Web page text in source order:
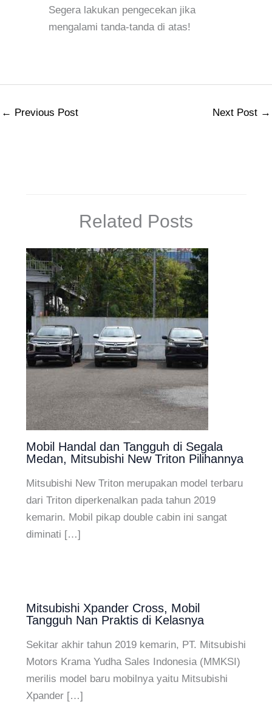
Segera lakukan pengecekan jika
mengalami tanda-tanda di atas!
← Previous Post Next Post →
Related Posts
Mobil Handal dan Tangguh di Segala
Medan, Mitsubishi New Triton Pilihannya
Mitsubishi New Triton merupakan model terbaru
dari Triton diperkenalkan pada tahun 2019
kemarin. Mobil pikap double cabin ini sangat
diminati […]
Mitsubishi Xpander Cross, Mobil
Tangguh Nan Praktis di Kelasnya
Sekitar akhir tahun 2019 kemarin, PT. Mitsubishi
Motors Krama Yudha Sales Indonesia (MMKSI)
merilis model baru mobilnya yaitu Mitsubishi
Xpander […]